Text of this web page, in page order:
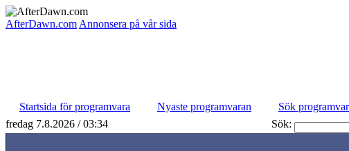
AfterDawn.com Annonsera på vår sida
Startsida för programvara
Nyaste programvaran
Sök
fredag 7.8.2026 / 03:34
Sök: